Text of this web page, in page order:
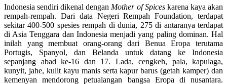
Indonesia sendiri dikenal dengan Mother of Spices karena kaya akan
rempah-rempah. Dari data Negeri Rempah Foundation, terdapat
sekitar 400-500 spesies rempah di dunia, 275 di antaranya terdapat
di Asia Tenggara dan Indonesia menjadi yang paling dominan. Hal
inilah yang membuat orang-orang dari Benua Eropa terutama
Portugis, Spanyol, dan Belanda untuk datang ke Indonesia
sepanjang abad ke-16 dan 17. Lada, cengkeh, pala, kapulaga,
kunyit, jahe, kulit kayu manis serta kapur barus (getah kamper) dan
kemenyan mendorong petualangan bangsa Eropa di nusantara.